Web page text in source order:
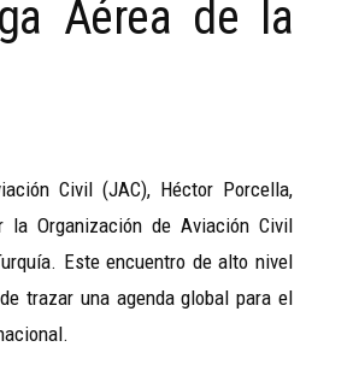
Aérea de la
Civil (JAC), Héctor Porcella,
la Organización de Aviación Civil
Este encuentro de alto nivel
trazar una agenda global para el